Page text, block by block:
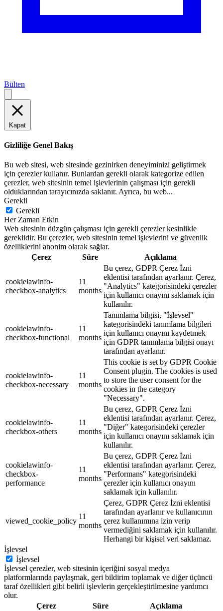
Bülten
Kapat
Gizliliğe Genel Bakış
Bu web sitesi, web sitesinde gezinirken deneyiminizi geliştirmek
için çerezler kullanır. Bunlardan gerekli olarak kategorize edilen
çerezler, web sitesinin temel işlevlerinin çalışması için gerekli
olduklarından tarayıcınızda saklanır. Ayrıca, bu web...
Gerekli
Gerekli
Her Zaman Etkin
Web sitesinin düzgün çalışması için gerekli çerezler kesinlikle
gereklidir. Bu çerezler, web sitesinin temel işlevlerini ve güvenlik
özelliklerini anonim olarak sağlar.
Çerez
Süre Açıklama
cookielawinfo-
checkbox-analytics
11
months
Bu çerez, GDPR Çerez İzni
eklentisi tarafından ayarlanır. Çerez,
"Analytics" kategorisindeki çerezler
için kullanıcı onayını saklamak için
kullanılır.
cookielawinfo-
checkbox-functional
11
months
Tanımlama bilgisi, "İşlevsel"
kategorisindeki tanımlama bilgileri
için kullanıcı onayını kaydetmek
için GDPR tanımlama bilgisi onayı
tarafından ayarlanır.
cookielawinfo-
checkbox-necessary
11
months
This cookie is set by GDPR Cookie
Consent plugin. The cookies is used
to store the user consent for the
cookies in the category
"Necessary".
cookielawinfo-
checkbox-others
11
months
Bu çerez, GDPR Çerez İzni
eklentisi tarafından ayarlanır. Çerez,
"Diğer" kategorisindeki çerezler
için kullanıcı onayını saklamak için
kullanılır.
cookielawinfo-
checkbox-
performance
11
months
Bu çerez, GDPR Çerez İzni
eklentisi tarafından ayarlanır. Çerez,
"Performans" kategorisindeki
çerezler için kullanıcı onayını
saklamak için kullanılır.
viewed_cookie_policy
11
months
Çerez, GDPR Çerez İzni eklentisi
tarafından ayarlanır ve kullanıcının
çerez kullanımına izin verip
vermediğini saklamak için kullanılır.
Herhangi bir kişisel veri saklamaz.
İşlevsel
İşlevsel
İşlevsel çerezler, web sitesinin içeriğini sosyal medya
platformlarında paylaşmak, geri bildirim toplamak ve diğer üçüncü
taraf özellikleri gibi belirli işlevlerin gerçekleştirilmesine yardımcı
olur.
Çerez
Süre Açıklama